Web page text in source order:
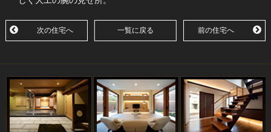
前の住宅へ
一覧に戻る
次の住宅へ